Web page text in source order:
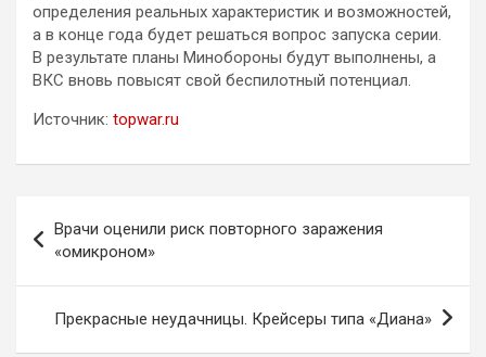
определения реальных характеристик и возможностей,
а в конце года будет решаться вопрос запуска серии.
В результате планы Минобороны будут выполнены, а
ВКС вновь повысят свой беспилотный потенциал.
Источник: topwar.ru
по
записям
Врачи оценили риск повторного заражения
«омикроном»
Прекрасные неудачницы. Крейсеры типа «Диана»